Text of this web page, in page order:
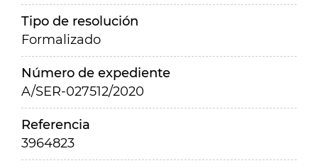
Tipo de resolución
Formalizado
Número de expediente
A/SER-027512/2020
Referencia
3964823